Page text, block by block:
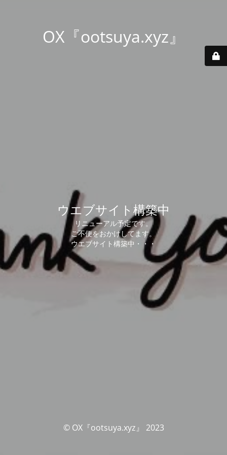
OX『ootsuya.xyz』
ウエブサイト構築中
リニューアル予定です。
ご不便をおかけしてます。
ウエブサイト構築中・・・
© OX『ootsuya.xyz』 2023